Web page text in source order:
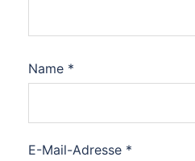
Name *
E-Mail-Adresse *